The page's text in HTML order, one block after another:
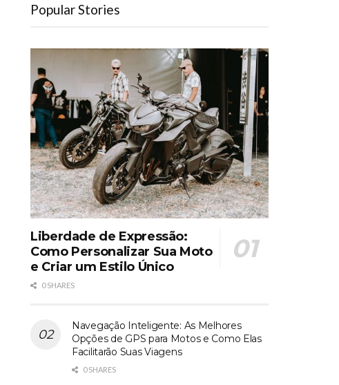
Popular Stories
Liberdade de Expressão:
Como Personalizar Sua Moto
e Criar um Estilo Único
0 SHARES
Navegação Inteligente: As Melhores
Opções de GPS para Motos e Como Elas
Facilitarão Suas Viagens
0 SHARES